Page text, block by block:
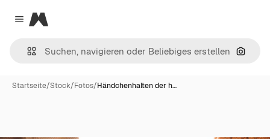
Close menu
Magnific
Nach
Startseite/Stock/Fotos/Händchenhalten der h…